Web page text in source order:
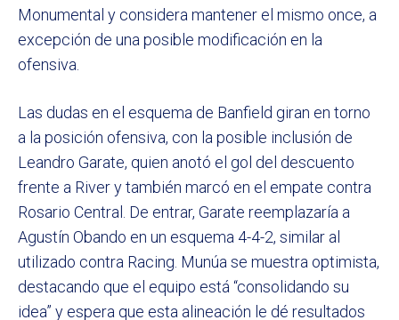
Monumental y considera mantener el mismo once, a
excepción de una posible modificación en la
ofensiva.
Las dudas en el esquema de Banfield giran en torno
a la posición ofensiva, con la posible inclusión de
Leandro Garate, quien anotó el gol del descuento
frente a River y también marcó en el empate contra
Rosario Central. De entrar, Garate reemplazaría a
Agustín Obando en un esquema 4-4-2, similar al
utilizado contra Racing. Munúa se muestra optimista,
destacando que el equipo está “consolidando su
idea” y espera que esta alineación le dé resultados